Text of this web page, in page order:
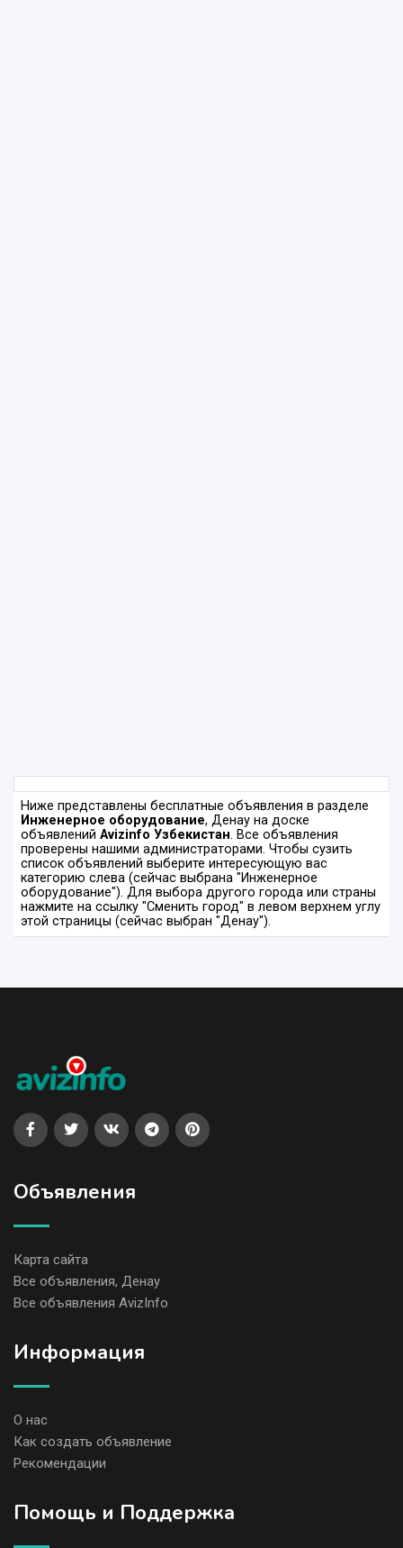
Ниже представлены бесплатные объявления в разделе
Инженерное оборудование, Денау на доске
объявлений Avizinfo Узбекистан. Все объявления
проверены нашими администраторами. Чтобы сузить
список объявлений выберите интересующую вас
категорию слева (сейчас выбрана "Инженерное
оборудование"). Для выбора другого города или страны
нажмите на ссылку "Сменить город" в левом верхнем углу
этой страницы (сейчас выбран "Денау").
Объявления
Карта сайта
Все объявления, Денау
Все объявления AvizInfo
Информация
О нас
Как создать объявление
Рекомендации
Помощь и Поддержка